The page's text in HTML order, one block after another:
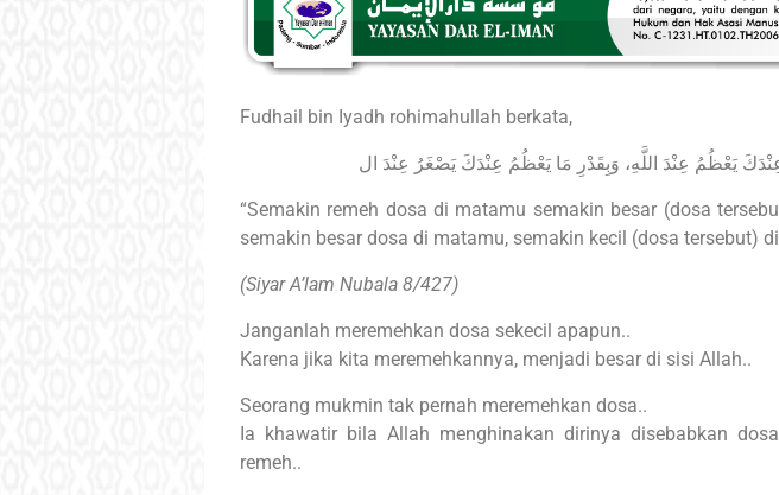
Fudhail bin Iyadh rohimahullah berkata,
يَعْظُمُ عِنْدَ اللَّهِ، وَبِقَدْرِ مَا يَعْظُمُ عِنْدَكَ يَصْغَرُ عِنْدَ ال
“Semakin remeh dosa di matamu semakin besar (dosa
semakin besar dosa di matamu, semakin kecil (dosa tersebut)
(Siyar A’lam Nubala 8/427)
Janganlah meremehkan dosa sekecil apapun..
Karena jika kita meremehkannya, menjadi besar di sisi Allah..
Seorang mukmin tak pernah meremehkan dosa..
Ia khawatir bila Allah menghinakan dirinya disebabkan
remeh..